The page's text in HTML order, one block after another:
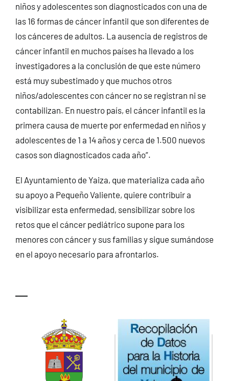
niños y adolescentes son diagnosticados con una de
las 16 formas de cáncer infantil que son diferentes de
los cánceres de adultos. La ausencia de registros de
cáncer infantil en muchos países ha llevado a los
investigadores a la conclusión de que este número
está muy subestimado y que muchos otros
niños/adolescentes con cáncer no se registran ni se
contabilizan. En nuestro país, el cáncer infantil es la
primera causa de muerte por enfermedad en niños y
adolescentes de 1 a 14 años y cerca de 1.500 nuevos
casos son diagnosticados cada año”.
El Ayuntamiento de Yaiza, que materializa cada año
su apoyo a Pequeño Valiente, quiere contribuir a
visibilizar esta enfermedad, sensibilizar sobre los
retos que el cáncer pediátrico supone para los
menores con cáncer y sus familias y sigue sumándose
en el apoyo necesario para afrontarlos.
—